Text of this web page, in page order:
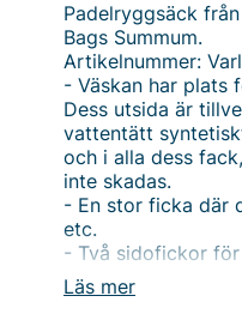
Läs mer
Padelryggsäck
Bags Summum.
Artikelnummer:
- Väskan har plats
Dess utsida är
vattentätt
och i alla dess
inte skadas.
- En stor ficka där
etc.
- Två sidofickor
- Två små fickor
plånbok,